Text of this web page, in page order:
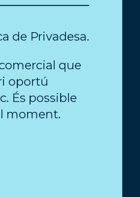
de Privadesa.
que
oportú
És possible
moment.